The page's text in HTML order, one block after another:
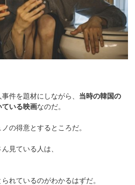
件を題材にしながら、 当時の韓国の
ている映画なのだ。
の得意とするところだ。
見ている人は、
れているのがわかるはずだ。